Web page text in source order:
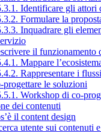
Identificare gli attori
Formulare la
Inquadrare gli
il funzionamento
Mappare
Rappresentare i
progettare le soluzioni
Workshop di co-
dei contenuti
il content design
utente sui contenuti